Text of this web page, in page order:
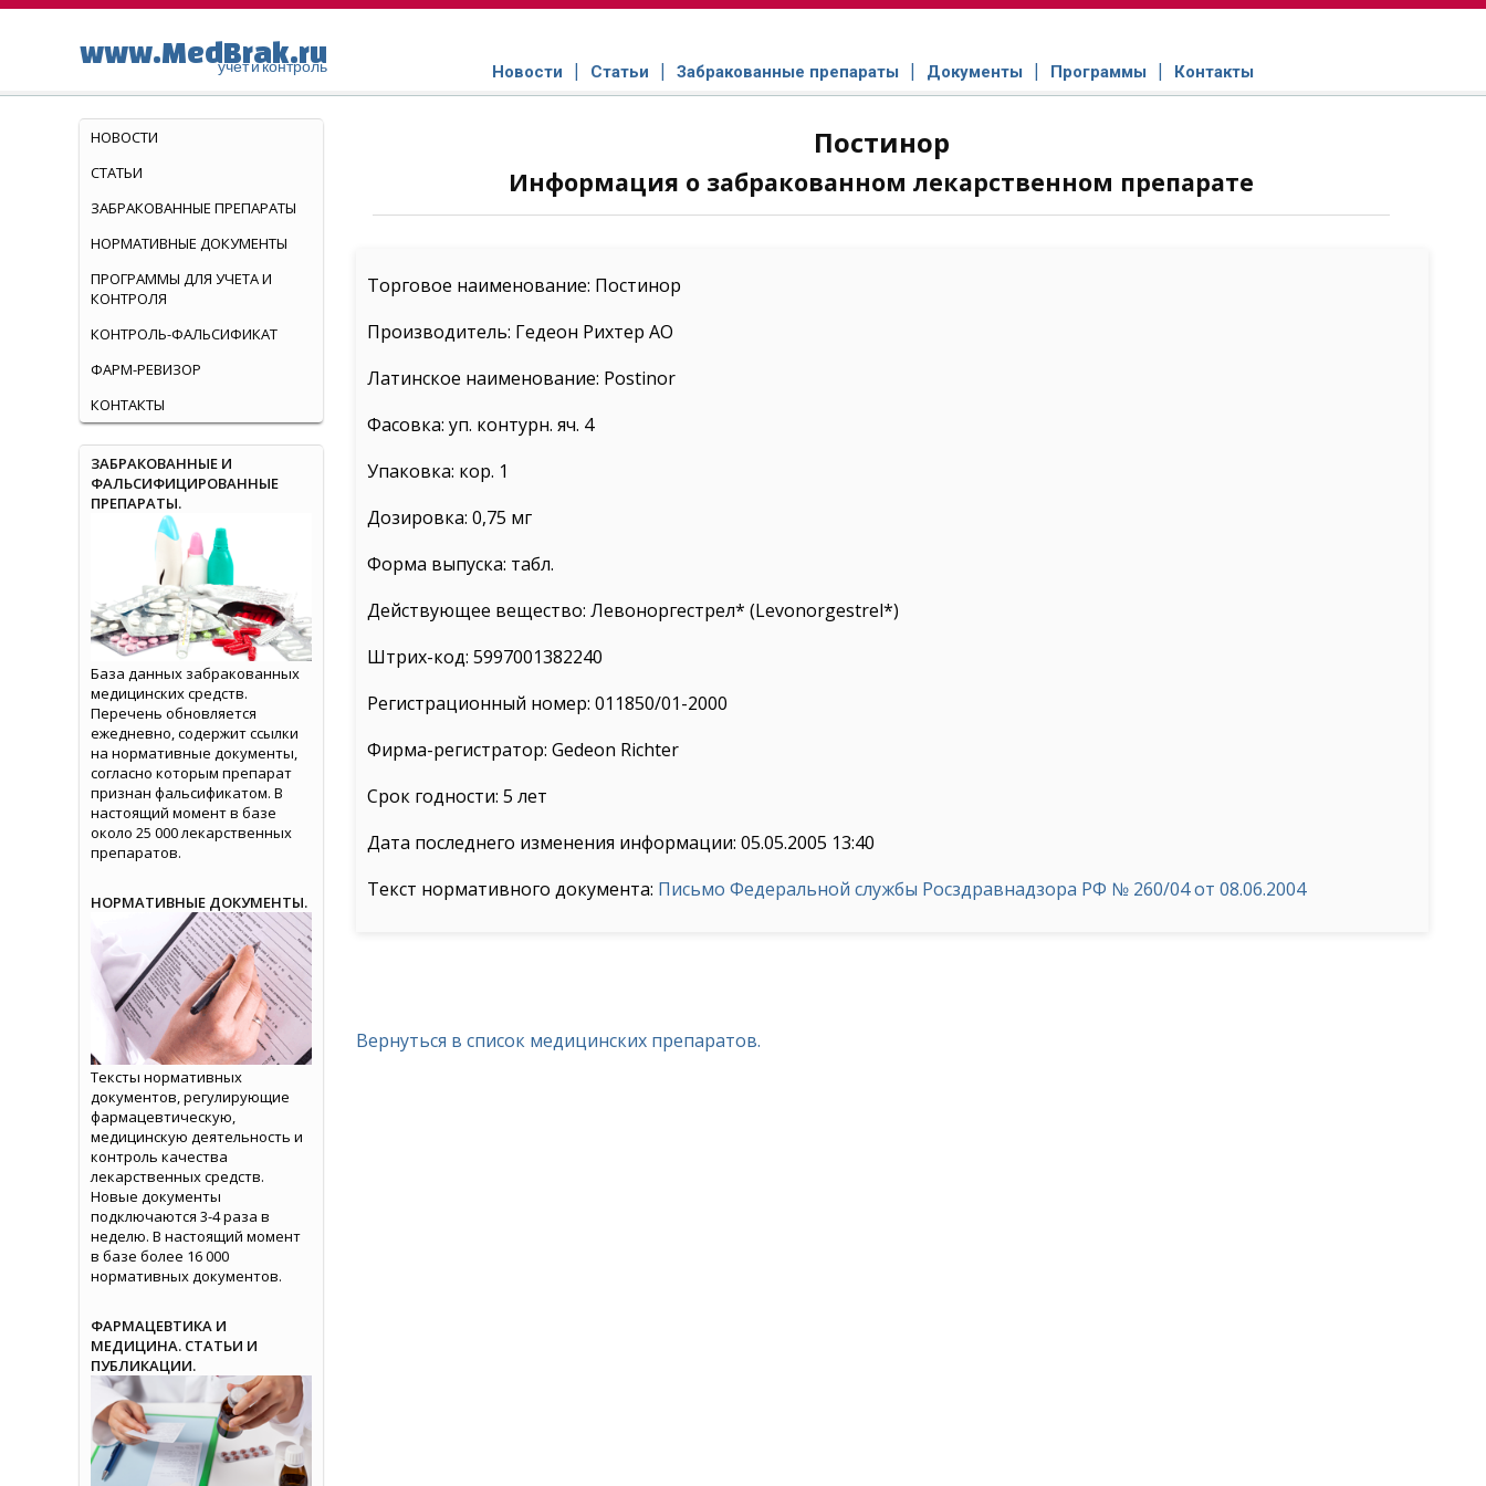
www.MedBrak.ru
учет и контроль Новости Статьи Забракованные препараты Документы Программы Контакты
Постинор
Информация о забракованном лекарственном препарате
Торговое наименование: Постинор
Производитель: Гедеон Рихтер АО
Латинское наименование: Postinor
Фасовка: уп. контурн. яч. 4
Упаковка: кор. 1
Дозировка: 0,75 мг
Форма выпуска: табл.
Действующее вещество: Левоноргестрел* (Levonorgestrel*)
Штрих-код: 5997001382240
Регистрационный номер: 011850/01-2000
Фирма-регистратор: Gedeon Richter
Срок годности: 5 лет
Дата последнего изменения информации: 05.05.2005 13:40
Текст нормативного документа: Письмо Федеральной службы Росздравнадзора РФ № 260/04 от 08.06.2004
Вернуться в список медицинских препаратов.
НОВОСТИ
СТАТЬИ
ЗАБРАКОВАННЫЕ ПРЕПАРАТЫ
НОРМАТИВНЫЕ ДОКУМЕНТЫ
ПРОГРАММЫ ДЛЯ УЧЕТА И
КОНТРОЛЯ
КОНТРОЛЬ-ФАЛЬСИФИКАТ
ФАРМ-РЕВИЗОР
КОНТАКТЫ
ЗАБРАКОВАННЫЕ И
ФАЛЬСИФИЦИРОВАННЫЕ
ПРЕПАРАТЫ.
База данных забракованных
медицинских средств.
Перечень обновляется
ежедневно, содержит ссылки
на нормативные документы,
согласно которым препарат
признан фальсификатом. В
настоящий момент в базе
около 25 000 лекарственных
препаратов.
НОРМАТИВНЫЕ ДОКУМЕНТЫ.
Тексты нормативных
документов, регулирующие
фармацевтическую,
медицинскую деятельность и
контроль качества
лекарственных средств.
Новые документы
подключаются 3-4 раза в
неделю. В настоящий момент
в базе более 16 000
нормативных документов.
ФАРМАЦЕВТИКА И
МЕДИЦИНА. СТАТЬИ И
ПУБЛИКАЦИИ.